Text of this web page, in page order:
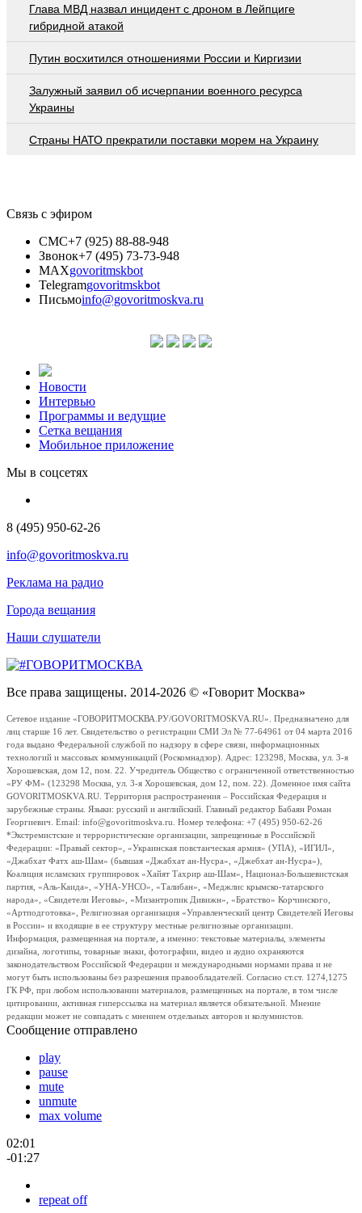
Глава МВД назвал инцидент с дроном в Лейпциге
гибридной атакой
Путин восхитился отношениями России и Киргизии
Залужный заявил об исчерпании военного ресурса
Украины
Страны НАТО прекратили поставки морем на Украину
Связь с эфиром
СМС+7 (925) 88-88-948
Звонок+7 (495) 73-73-948
MAXgovoritmskbot
Telegramgovoritmskbot
Письмоinfo@govoritmoskva.ru
Новости
Интервью
Программы и ведущие
Сетка вещания
Мобильное приложение
Мы в соцсетях
8 (495) 950-62-26
info@govoritmoskva.ru
Реклама на радио
Города вещания
Наши слушатели
Все права защищены. 2014-2026 © «Говорит Москва»
Сетевое издание «ГОВОРИТМОСКВА.РУ/GOVORITMOSKVA.RU». Предназначено для
лиц старше 16 лет. Свидетельство о регистрации СМИ Эл № 77-64961 от 04 марта 2016
года выдано Федеральной службой по надзору в сфере связи, информационных
технологий и массовых коммуникаций (Роскомнадзор). Адрес: 123298, Москва, ул. 3-я
Хорошевская, дом 12, пом. 22. Учредитель Общество с ограниченной ответственностью
«РУ ФМ» (123298 Москва, ул. 3-я Хорошевская, дом 12, пом. 22). Доменное имя сайта
GOVORITMOSKVA.RU. Территория распространения – Российская Федерация и
зарубежные страны. Языки: русский и английский. Главный редактор Бабаян Роман
Георгиевич. Email: info@govoritmoskva.ru. Номер телефона: +7 (495) 950-62-26
*Экстремистские и террористические организации, запрещенные в Российской
Федерации: «Правый сектор», «Украинская повстанческая армия» (УПА), «ИГИЛ»,
«Джабхат Фатх аш-Шам» (бывшая «Джабхат ан-Нусра», «Джебхат ан-Нусра»),
Коалиция исламских группировок «Хайят Тахрир аш-Шам», Национал-Большевистская
партия, «Аль-Каида», «УНА-УНСО», «Талибан», «Меджлис крымско-татарского
народа», «Свидетели Иеговы», «Мизантропик Дивижн», «Братство» Корчинского,
«Артподготовка», Религиозная организация «Управленческий центр Свидетелей Иеговы
в России» и входящие в ее структуру местные религиозные организации.
Информация, размещенная на портале, а именно: текстовые материалы, элементы
дизайна, логотипы, товарные знаки, фотографии, видео и аудио охраняются
законодательством Российской Федерации и международными нормами права и не
могут быть использованы без разрешения правообладателей. Согласно ст.ст. 1274,1275
ГК РФ, при любом использовании материалов, размещенных на портале, в том числе
цитировании, активная гиперссылка на материал является обязательной. Мнение
редакции может не совпадать с мнением отдельных авторов и колумнистов.
Сообщение отправлено
play
pause
mute
unmute
max volume
02:01
-01:27
repeat off